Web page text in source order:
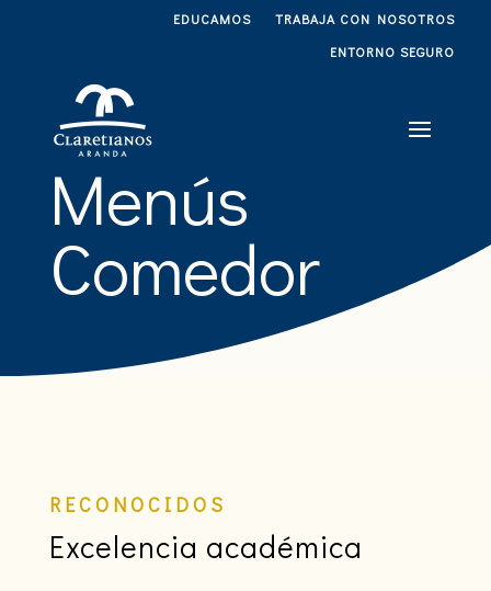
EDUCAMOS
TRABAJA CON NOSOTROS
ENTORNO SEGURO
Menús
Comedor
RECONOCIDOS
Excelencia académica